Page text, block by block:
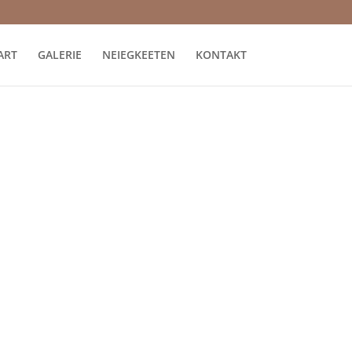
GALERIE NEIEGKEETEN KONTAKT